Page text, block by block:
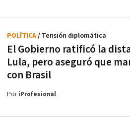
El Gobierno ratificó la
Lula, pero aseguró que
con Brasil
POLÍTICA/ Tensión diplomática
PoriProfesional